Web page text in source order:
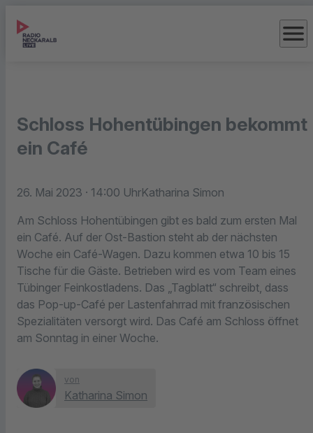
menu
Schloss Hohentübingen bekommt
ein Café
26. Mai 2023 · 14:00 UhrKatharina Simon
Am Schloss Hohentübingen gibt es bald zum ersten Mal
ein Café. Auf der Ost-Bastion steht ab der nächsten
Woche ein Café-Wagen. Dazu kommen etwa 10 bis 15
Tische für die Gäste. Betrieben wird es vom Team eines
Tübinger Feinkostladens. Das „Tagblatt“ schreibt, dass
das Pop-up-Café per Lastenfahrrad mit französischen
Spezialitäten versorgt wird. Das Café am Schloss öffnet
am Sonntag in einer Woche.
von
Katharina Simon